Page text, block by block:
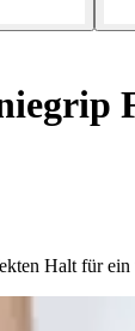
Halt für